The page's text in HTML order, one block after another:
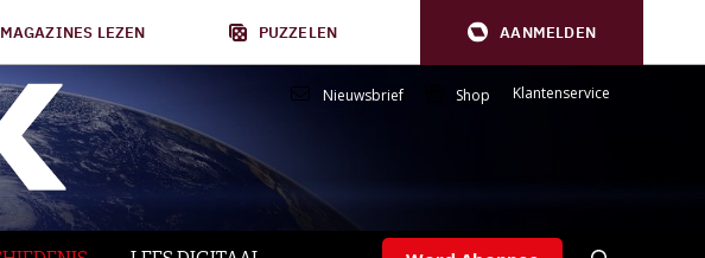
LEZEN PUZZELEN AANMELDEN
Nieuwsbrief Shop Klantenservice